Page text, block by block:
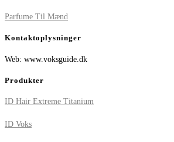
Parfume Til Mænd
Kontaktoplysninger
Web: www.voksguide.dk
Produkter
ID Hair Extreme Titanium
ID Voks